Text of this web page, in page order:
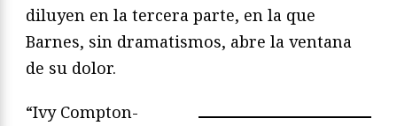
diluyen en la tercera parte, en la que
Barnes, sin dramatismos, abre la ventana
de su dolor.
“Ivy Compton-